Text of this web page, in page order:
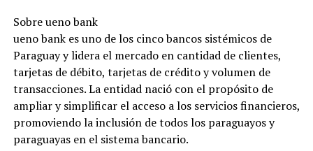
Sobre ueno bank
ueno bank es uno de los cinco bancos sistémicos de
Paraguay y lidera el mercado en cantidad de clientes,
tarjetas de débito, tarjetas de crédito y volumen de
transacciones. La entidad nació con el propósito de
ampliar y simplificar el acceso a los servicios financieros,
promoviendo la inclusión de todos los paraguayos y
paraguayas en el sistema bancario.